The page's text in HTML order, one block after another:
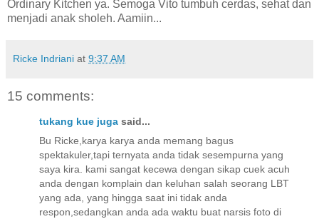
Ordinary Kitchen ya. Semoga Vito tumbuh cerdas, sehat dan
menjadi anak sholeh. Aamiin...
Ricke Indriani at 9:37 AM
15 comments:
tukang kue juga said...
Bu Ricke,karya karya anda memang bagus
spektakuler,tapi ternyata anda tidak sesempurna yang
saya kira. kami sangat kecewa dengan sikap cuek acuh
anda dengan komplain dan keluhan salah seorang LBT
yang ada, yang hingga saat ini tidak anda
respon,sedangkan anda ada waktu buat narsis foto di